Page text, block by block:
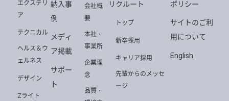
エクステリ
ア
テクニカル
ヘルス＆ウ
ェルネス
デザイン
Zライト
納入事
例
メディ
ア掲載
サポー
ト
会社概
要
本社・
事業所
企業理
念
品質・
リクルート
トップ
新卒採用
キャリア採用
先輩からのメッセ
ージ
ポリシー
サイトのご利
用について
English